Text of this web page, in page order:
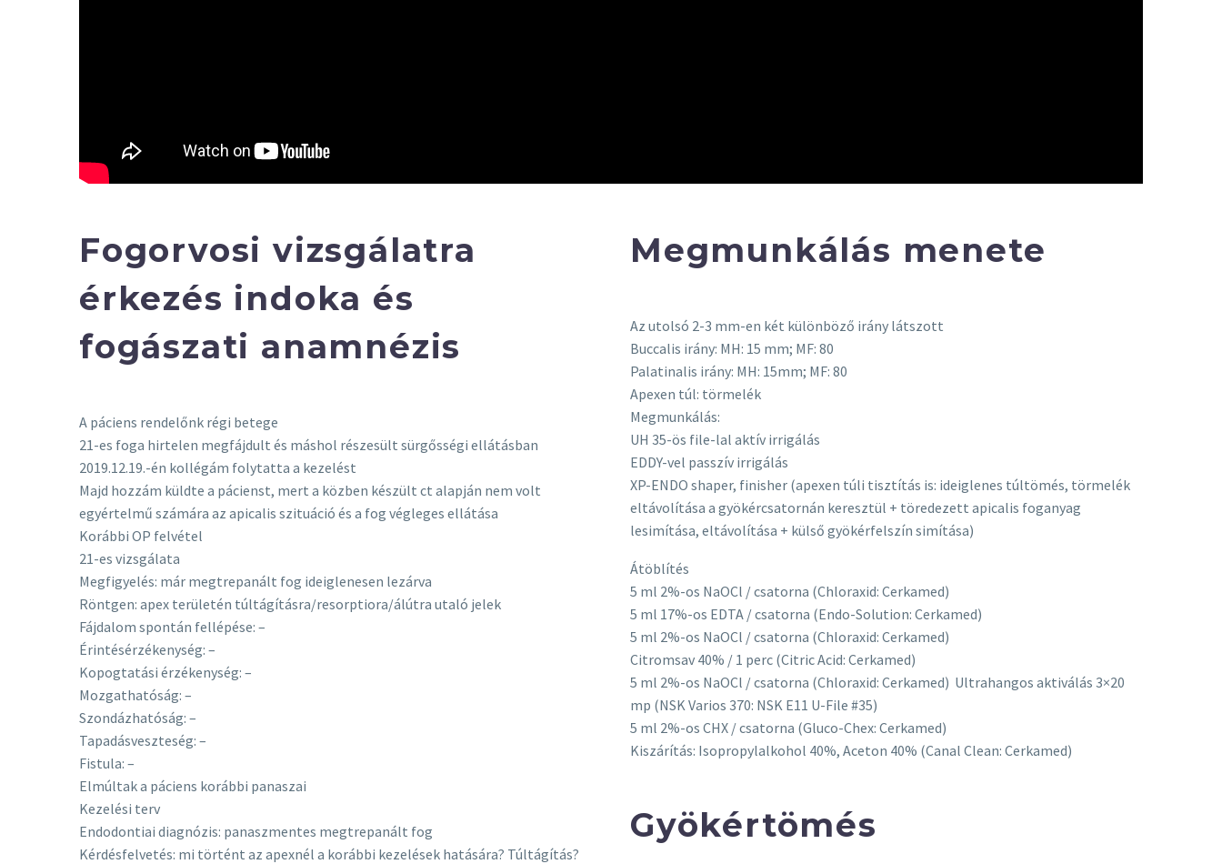
Fogorvosi vizsgálatra
érkezés indoka és
fogászati anamnézis
A páciens rendelőnk régi betege
21-es foga hirtelen megfájdult és máshol részesült sürgősségi ellátásban
2019.12.19.-én kollégám folytatta a kezelést
Majd hozzám küldte a pácienst, mert a közben készült ct alapján nem volt
egyértelmű számára az apicalis szituáció és a fog végleges ellátása
Korábbi OP felvétel
21-es vizsgálata
Megfigyelés: már megtrepanált fog ideiglenesen lezárva
Röntgen: apex területén túltágításra/resorptiora/álútra utaló jelek
Fájdalom spontán fellépése: –
Érintésérzékenység: –
Kopogtatási érzékenység: –
Mozgathatóság: –
Szondázhatóság: –
Tapadásveszteség: –
Fistula: –
Elmúltak a páciens korábbi panaszai
Kezelési terv
Endodontiai diagnózis: panaszmentes megtrepanált fog
Kérdésfelvetés: mi történt az apexnél a korábbi kezelések hatására? Túltágítás?
Megmunkálás menete
Az utolsó 2-3 mm-en két különböző irány látszott
Buccalis irány: MH: 15 mm; MF: 80
Palatinalis irány: MH: 15mm; MF: 80
Apexen túl: törmelék
Megmunkálás:
UH 35-ös file-lal aktív irrigálás
EDDY-vel passzív irrigálás
XP-ENDO shaper, finisher (apexen túli tisztítás is: ideiglenes túltömés, törmelék
eltávolítása a gyökércsatornán keresztül + töredezett apicalis foganyag
lesimítása, eltávolítása + külső gyökérfelszín simítása)
Átöblítés
5 ml 2%-os NaOCl / csatorna (Chloraxid: Cerkamed)
5 ml 17%-os EDTA / csatorna (Endo-Solution: Cerkamed)
5 ml 2%-os NaOCl / csatorna (Chloraxid: Cerkamed)
Citromsav 40% / 1 perc (Citric Acid: Cerkamed)
5 ml 2%-os NaOCl / csatorna (Chloraxid: Cerkamed) Ultrahangos aktiválás 3×20
mp (NSK Varios 370: NSK E11 U-File #35)
5 ml 2%-os CHX / csatorna (Gluco-Chex: Cerkamed)
Kiszárítás: Isopropylalkohol 40%, Aceton 40% (Canal Clean: Cerkamed)
Gyökértömés